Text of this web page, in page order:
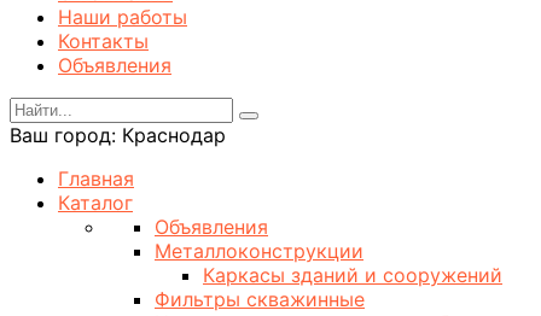
Наши работы
Контакты
Объявления
Ваш город: Краснодар
Главная
Каталог
Объявления
Металлоконструкции
Каркасы зданий и сооружений
Фильтры скважинные